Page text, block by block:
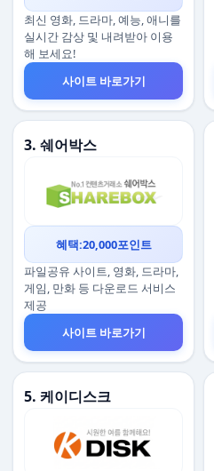
최신 영화, 드라마, 예능, 애니를
실시간 감상 및 내려받아 이용
해 보세요!
사이트 바로가기
3. 쉐어박스
혜택:20,000포인트
파일공유 사이트, 영화, 드라마,
게임, 만화 등 다운로드 서비스
제공
사이트 바로가기
5. 케이디스크